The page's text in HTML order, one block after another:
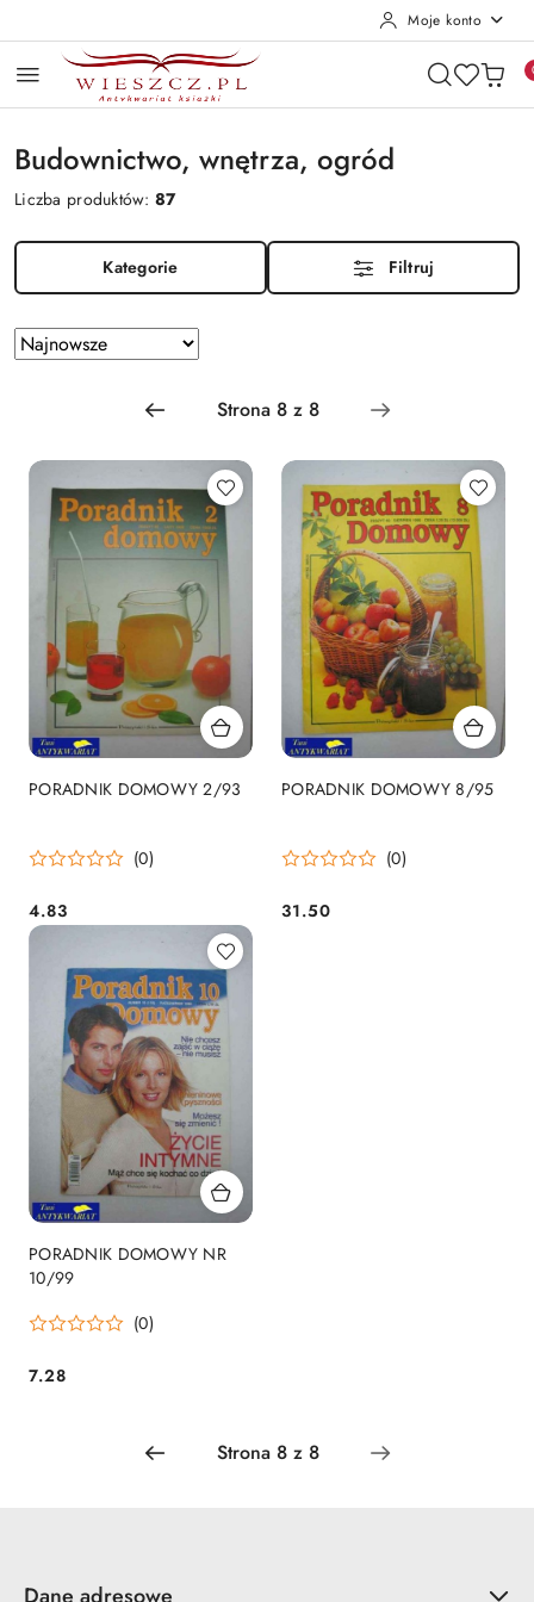
Moje konto
Budownictwo, wnętrza, ogród
Liczba produktów:87
Kategorie Filtruj
Zastosowano
sortowanie:
Sortuj
według
PORADNIK DOMOWY 2/93
(0)
Cena:
4.83
PORADNIK DOMOWY 8/95
(0)
Cena:
31.50
PORADNIK DOMOWY NR
10/99
(0)
Cena:
7.28